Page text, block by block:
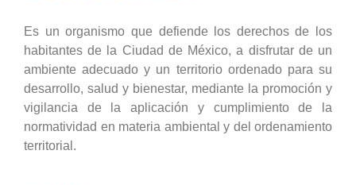
Es un organismo que defiende los derechos de los
habitantes de la Ciudad de México, a disfrutar de un
ambiente adecuado y un territorio ordenado para su
desarrollo, salud y bienestar, mediante la promoción y
vigilancia de la aplicación y cumplimiento de la
normatividad en materia ambiental y del ordenamiento
territorial.